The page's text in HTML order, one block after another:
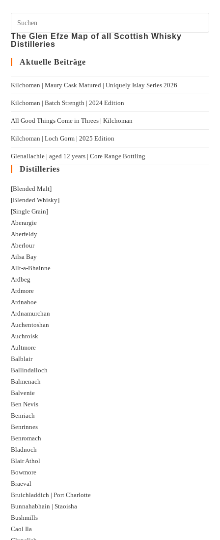
The Glen Efze Map of all Scottish Whisky
Distilleries
Aktuelle Beiträge
Kilchoman | Maury Cask Matured | Uniquely Islay Series 2026
Kilchoman | Batch Strength | 2024 Edition
All Good Things Come in Threes | Kilchoman
Kilchoman | Loch Gorm​ | 2025 Edition
Glenallachie | aged 12 years | Core Range Bottling
Distilleries
[Blended Malt]
[Blended Whisky]
[Single Grain]
Aberargie
Aberfeldy
Aberlour
Ailsa Bay
Allt-a-Bhainne
Ardbeg
Ardmore
Ardnahoe
Ardnamurchan
Auchentoshan
Auchroisk
Aultmore
Balblair
Ballindalloch
Balmenach
Balvenie
Ben Nevis
Benriach
Benrinnes
Benromach
Bladnoch
Blair Athol
Bowmore
Braeval
Bruichladdich | Port Charlotte
Bunnahabhain | Staoisha
Bushmills
Caol Ila